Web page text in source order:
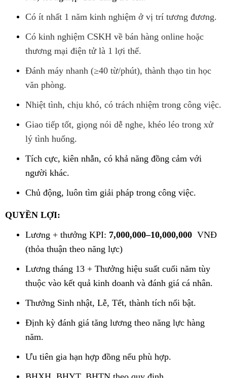
Có ít nhất 1 năm kinh nghiệm ở vị trí tương đương.
Có kinh nghiệm CSKH về bán hàng online hoặc
thương mại điện tử là 1 lợi thế.
Đánh máy nhanh (≥40 từ/phút), thành thạo tin học
văn phòng.
Nhiệt tình, chịu khó, có trách nhiệm trong công việc.
Giao tiếp tốt, giọng nói dễ nghe, khéo léo trong xử
lý tình huống.
Tích cực, kiên nhẫn, có khả năng đồng cảm với
người khác.
Chủ động, luôn tìm giải pháp trong công việc.
QUYỀN LỢI:
Lương + thưởng KPI: 7,000,000–10,000,000 VNĐ
(thỏa thuận theo năng lực)
Lương tháng 13 + Thưởng hiệu suất cuối năm tùy
thuộc vào kết quả kinh doanh và đánh giá cá nhân.
Thưởng Sinh nhật, Lễ, Tết, thành tích nổi bật.
Định kỳ đánh giá tăng lương theo năng lực hàng
năm.
Ưu tiên gia hạn hợp đồng nếu phù hợp.